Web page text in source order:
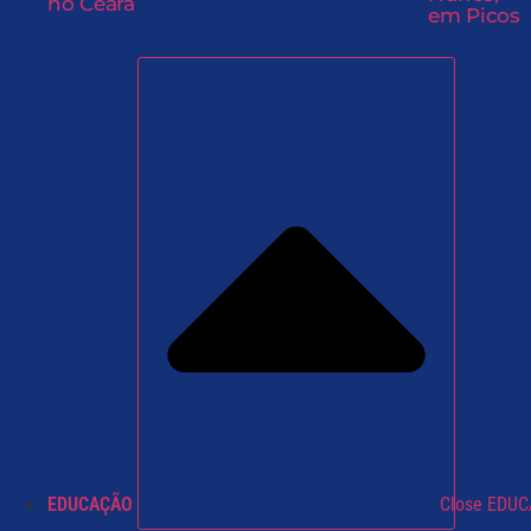
em Picos
EDUCAÇÃO Close